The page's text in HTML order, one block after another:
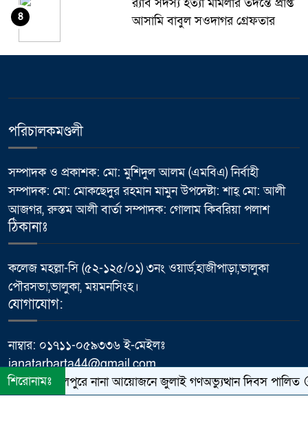
র‌্যাব সদস্য হত্যা মামলার তদন্তে প্রাপ্ত
আসামি বাবুল সওদাগর গ্রেফতার
৪
সম্মেলন
বাচ্চুর বরাদ্দে এইচবিবি রাস্তার কাজের
উদ্বোধন
৬
মাথায় হেলমেট, তবু কতটা নিরাপদ
৭
প্রধানমন্ত্রীর কার্যালয়ের ক্যাবল চুরি
ইস্যুতে প্রকাশিত সংবাদের প্রতিবাদ,
ফজলে রাব্বী
৮
পাবনায় বিদ্যুৎস্পৃষ্ট হয়ে যুব‌কের
মর্মান্তিক মৃত্যু
৯
পরিচালকমণ্ডলী
সম্পাদক ও প্রকাশক: মো: মুশিদুল আলম (এমবিএ) নির্বাহী
সম্পাদক: মো: মোকছেদুর রহমান মামুন উপদেষ্টা: শাহ্ মো: আলী
আজগর, রুস্তম আলী বার্তা সম্পাদক: গোলাম কিবরিয়া পলাশ
ঠিকানাঃ
কলেজ মহল্লা-সি (৫২-১২৫/০১) ৩নং ওয়ার্ড,হাজীপাড়া,ভালুকা
পৌরসভা,ভালুকা, ময়মনসিংহ।
যোগাযোগ:
নাম্বার: ০১৭১১-০৫৯৩৩৬ ই-মেইলঃ
janatarbarta44@gmail.com
শিরোনামঃফুলপুরে নানা আয়োজনে জুলাই গণঅভ্যুত্থান দিবস পালিত